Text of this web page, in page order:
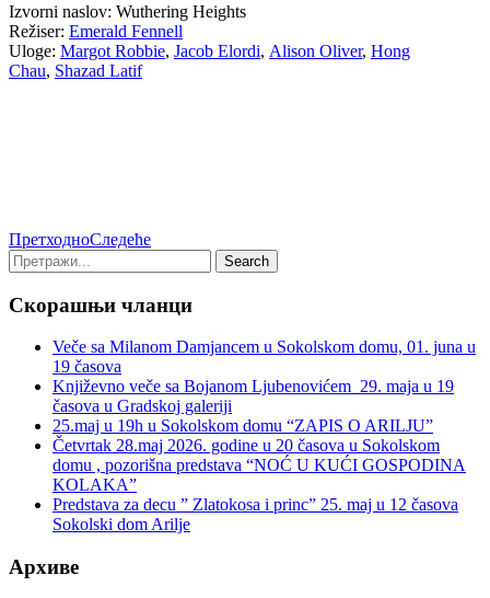
Izvorni naslov: Wuthering Heights
Režiser: Emerald Fennell
Uloge: Margot Robbie, Jacob Elordi, Alison Oliver, Hong
Chau, Shazad Latif
ПретходноСледеће
Скорашњи чланци
Veče sa Milanom Damjancem u Sokolskom domu, 01. juna u
19 časova
Književno veče sa Bojanom Ljubenovićem 29. maja u 19
časova u Gradskoj galeriji
25.maj u 19h u Sokolskom domu “ZAPIS O ARILJU”
Četvrtak 28.maj 2026. godine u 20 časova u Sokolskom
domu , pozorišna predstava “NOĆ U KUĆI GOSPODINA
KOLAKA”
Predstava za decu ” Zlatokosa i princ” 25. maj u 12 časova
Sokolski dom Arilje
Архиве